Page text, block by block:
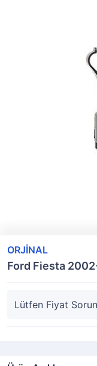
ORJİNAL
Ford Fiesta
Lütfen Fiyat